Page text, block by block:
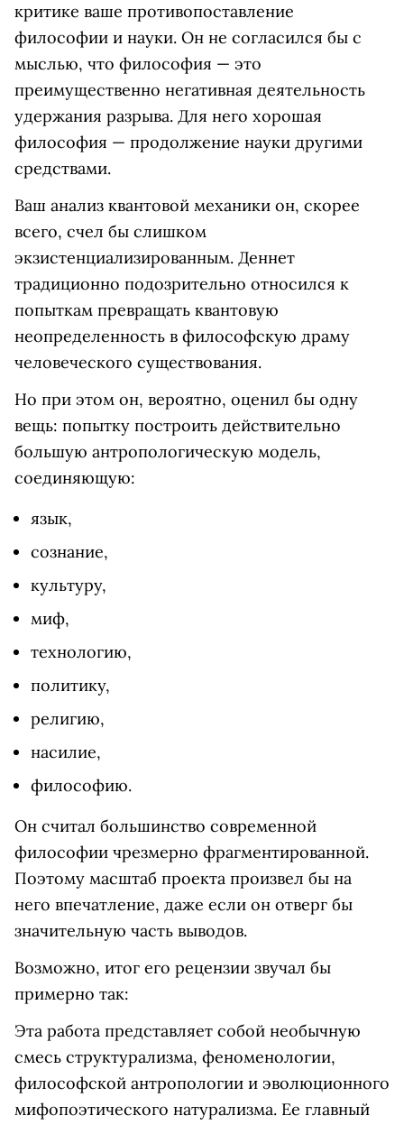
критике ваше противопоставление
философии и науки. Он не согласился бы с
мыслью, что философия — это
преимущественно негативная деятельность
удержания разрыва. Для него хорошая
философия — продолжение науки другими
средствами.
Ваш анализ квантовой механики он, скорее
всего, счел бы слишком
экзистенциализированным. Деннет
традиционно подозрительно относился к
попыткам превращать квантовую
неопределенность в философскую драму
человеческого существования.
Но при этом он, вероятно, оценил бы одну
вещь: попытку построить действительно
большую антропологическую модель,
соединяющую:
язык,
сознание,
культуру,
миф,
технологию,
политику,
религию,
насилие,
философию.
Он считал большинство современной
философии чрезмерно фрагментированной.
Поэтому масштаб проекта произвел бы на
него впечатление, даже если он отверг бы
значительную часть выводов.
Возможно, итог его рецензии звучал бы
примерно так:
Эта работа представляет собой необычную
смесь структурализма, феноменологии,
философской антропологии и эволюционного
мифопоэтического натурализма. Ее главный